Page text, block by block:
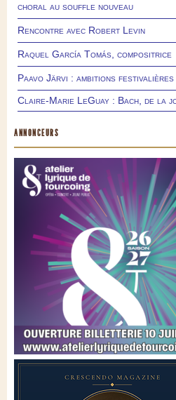
choral au souffle nouveau
Rencontre avec Robert Levin
Raquel García Tomás, compositrice
Paavo Järvi : ambitions festivalières
Claire-Marie LeGuay : Bach, de la
ANNONCEURS